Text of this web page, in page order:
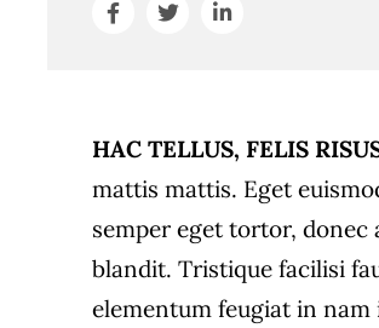
HAC TELLUS, FELIS
mattis mattis. Eget
semper eget tortor, donec
blandit. Tristique facilisi
elementum feugiat in nam